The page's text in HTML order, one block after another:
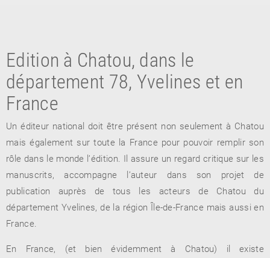
À PARAÎTRE
RETOUR
RETOUR
Edition à Chatou, dans le
département 78, Yvelines et en
France
Un éditeur national doit être présent non seulement à Chatou
mais également sur toute la France pour pouvoir remplir son
rôle dans le monde l’édition. Il assure un regard critique sur les
manuscrits, accompagne l’auteur dans son projet de
publication auprès de tous les acteurs de Chatou du
département Yvelines, de la région Île-de-France mais aussi en
France.
En France, (et bien évidemment à Chatou) il existe